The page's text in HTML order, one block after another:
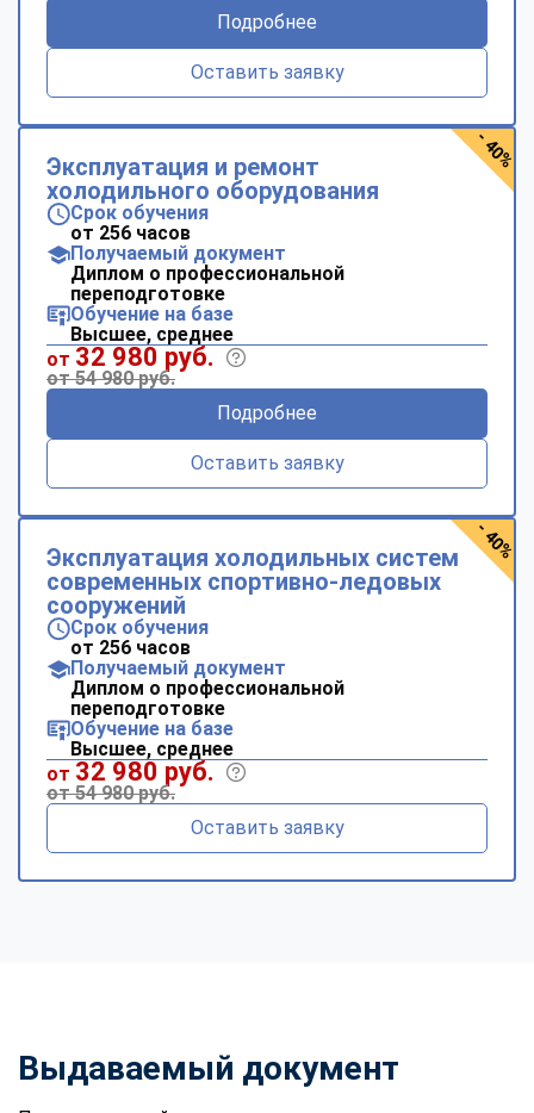
Подробнее
Оставить заявку
Эксплуатация и ремонт
холодильного оборудования
Срок обучения
от 256 часов
Получаемый документ
Диплом о профессиональной
переподготовке
Обучение на базе
Высшее, среднее
от 32 980 руб.
от 54 980 руб.
Подробнее
Оставить заявку
- 40%
Эксплуатация холодильных систем
современных спортивно-ледовых
сооружений
Срок обучения
от 256 часов
Получаемый документ
Диплом о профессиональной
переподготовке
Обучение на базе
Высшее, среднее
от 32 980 руб.
от 54 980 руб.
Оставить заявку
- 40%
Выдаваемый документ